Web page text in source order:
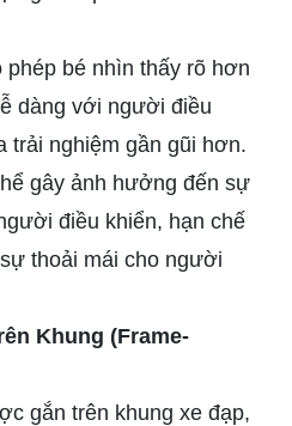
phép bé nhìn thấy rõ hơn
dàng với người điều
trải nghiệm gần gũi hơn.
gây ảnh hưởng đến sự
điều khiển, hạn chế
thoải mái cho người
Khung (Frame-
gắn trên khung xe đạp,